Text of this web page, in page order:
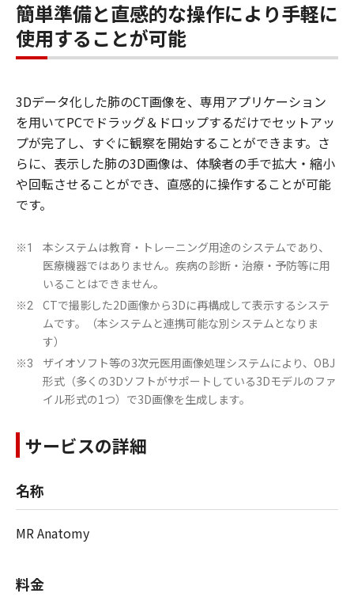
簡単準備と直感的な操作により手軽に
使用することが可能
3Dデータ化した肺のCT画像を、専用アプリケーション
を用いてPCでドラッグ＆ドロップするだけでセットアッ
プが完了し、すぐに観察を開始することができます。さ
らに、表示した肺の3D画像は、体験者の手で拡大・縮小
や回転させることができ、直感的に操作することが可能
です。
※1
本システムは教育・トレーニング用途のシステムであり、
医療機器ではありません。疾病の診断・治療・予防等に用
いることはできません。
※2
CTで撮影した2D画像から3Dに再構成して表示するシステ
ムです。（本システムと連携可能な別システムとなりま
す）
※3
ザイオソフト等の3次元医用画像処理システムにより、OBJ
形式（多くの3Dソフトがサポートしている3Dモデルのファ
イル形式の1つ）で3D画像を生成します。
サービスの詳細
名称
MR Anatomy
料金